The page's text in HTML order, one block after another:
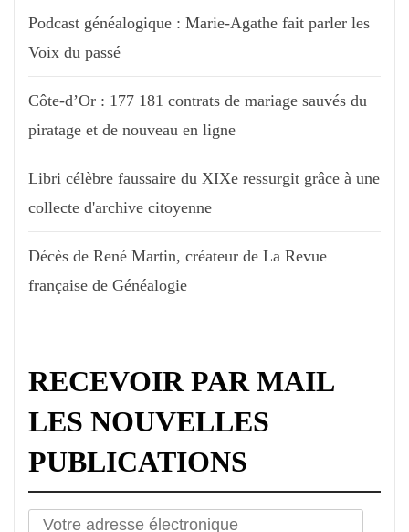
Podcast généalogique : Marie-Agathe fait parler les
Voix du passé
Côte-d’Or : 177 181 contrats de mariage sauvés du
piratage et de nouveau en ligne
Libri célèbre faussaire du XIXe ressurgit grâce à une
collecte d'archive citoyenne
Décès de René Martin, créateur de La Revue
française de Généalogie
RECEVOIR PAR MAIL
LES NOUVELLES
PUBLICATIONS
Votre